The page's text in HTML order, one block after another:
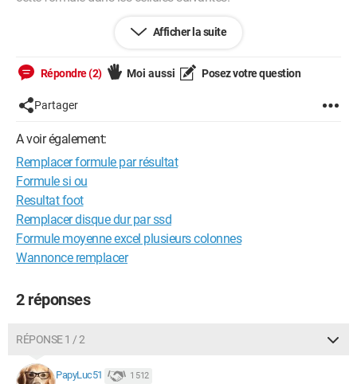
Dans un tableau, je veux remplacer les résultats obtenus dans
Y-a-t-il une méthode pour faire cette opération de manière
globale ? Ou dois-je proceder cellule par cellule ?
Merci de vos réponses,
Windows / Chrome 105.0.0.0
L'avenir appartient à celui qui se lève tôt !
Afficher la suite
Répondre (2) Moi aussi Posez votre question
Partager
A voir également:
Remplacer formule par résultat
Formule si ou
Resultat foot
Remplacer disque dur par ssd
Formule moyenne excel plusieurs colonnes
Wannonce remplacer
2 réponses
RÉPONSE 1 / 2
PapyLuc51 1 512